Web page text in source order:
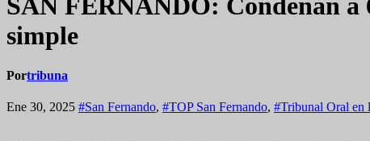
SAN FERNANDO: Condenan
simple
Portribuna
Ene 30, 2025 #San Fernando, #TOP San Fernando, #Tribunal Oral en